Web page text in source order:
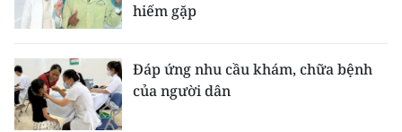
hiếm gặp
Đáp ứng nhu cầu khám, chữa bệnh
của người dân